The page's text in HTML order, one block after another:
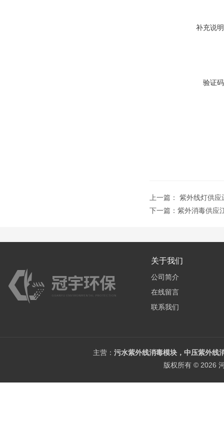
补充说
验证
上一篇： 紫外线灯供应
下一篇： 紫外消毒供应
关于我们
公司简介
在线留言
联系我们
主营： 污水紫外线消毒模块，中压紫外线
版权所有 © 2026